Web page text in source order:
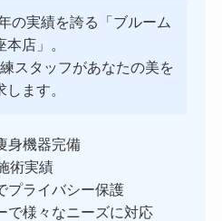
の実績を誇る「ブルーム
本店」。
スタッフがあなたの美を
します。
身機器完備
術実績
プライバシー保護
で様々なニーズに対応